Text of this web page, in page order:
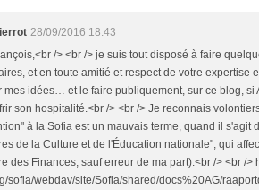
28/09/2016 18:43
/> <br /> je suis tout disposé à faire
et en toute amitié et respect de votre expertise
mes idées… et le faire publiquement, sur ce blog, si
son hospitalité.<br /> <br /> Je reconnais
à la Sofia est un mauvais terme, quand il s'agit
de la Culture et de l'Éducation nationale", qui
des Finances, sauf erreur de ma part).<br /> <br />
sofia/webdav/site/Sofia/shared/docs%20AG/